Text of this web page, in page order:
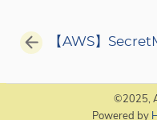
【AWS】
©2025,
Powered by